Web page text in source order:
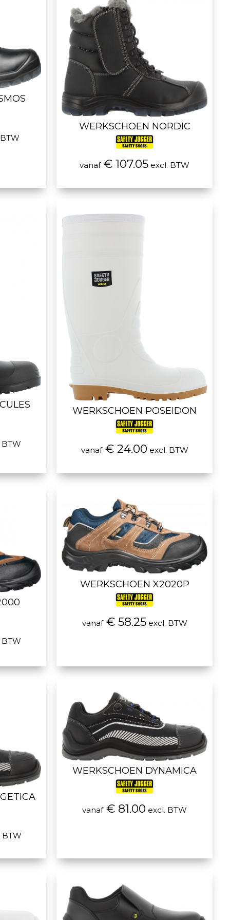
WERKSCHOEN NORDIC
vanaf€ 107.05 excl. BTW
WERKSCHOEN POSEIDON
vanaf€ 24.00 excl. BTW
BTW
WERKSCHOEN X2020P
vanaf€ 58.25excl. BTW
BTW
WERKSCHOEN DYNAMICA
vanaf€ 81.00 excl. BTW